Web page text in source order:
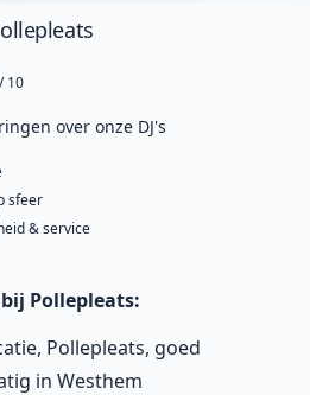
/ 10
over onze DJ's
sfeer
& service
bij Pollepleats:
Pollepleats, goed
in Westhem